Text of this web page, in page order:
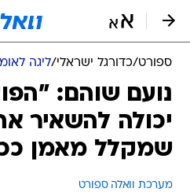
ספורט/כדורגל ישראלי/ליגה
נועם שוהם:
יכולה להשאיר
שמקלל מאמן
מערכת וואלה ספורט